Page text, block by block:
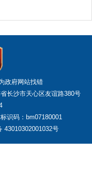
政府网站找错
长沙市天心区友谊路380号
识码：bm07180001
43010302001032号